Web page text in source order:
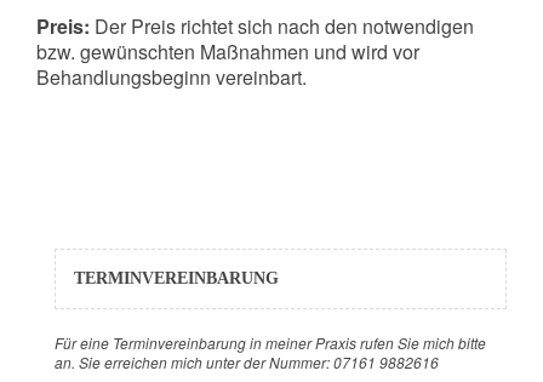
Preis: Der Preis richtet sich nach den notwendigen
bzw. gewünschten Maßnahmen und wird vor
Behandlungsbeginn vereinbart.
TERMINVEREINBARUNG
Für eine Terminvereinbarung in meiner Praxis rufen Sie mich bitte
an. Sie erreichen mich unter der Nummer: 07161 9882616